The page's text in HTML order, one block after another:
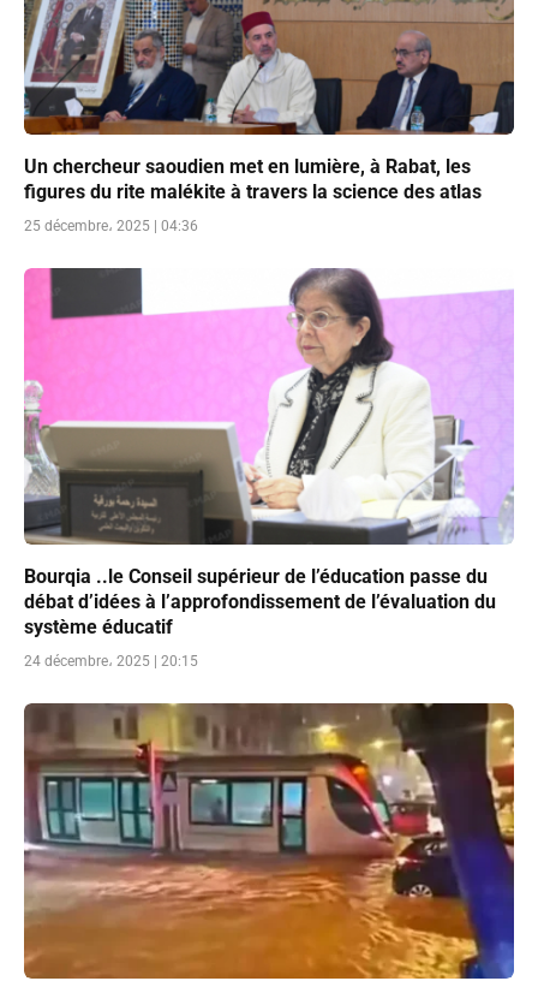
Un chercheur saoudien met en lumière, à Rabat, les
figures du rite malékite à travers la science des atlas
25 décembre، 2025 | 04:36
Bourqia ..le Conseil supérieur de l’éducation passe du
débat d’idées à l’approfondissement de l’évaluation du
système éducatif
24 décembre، 2025 | 20:15